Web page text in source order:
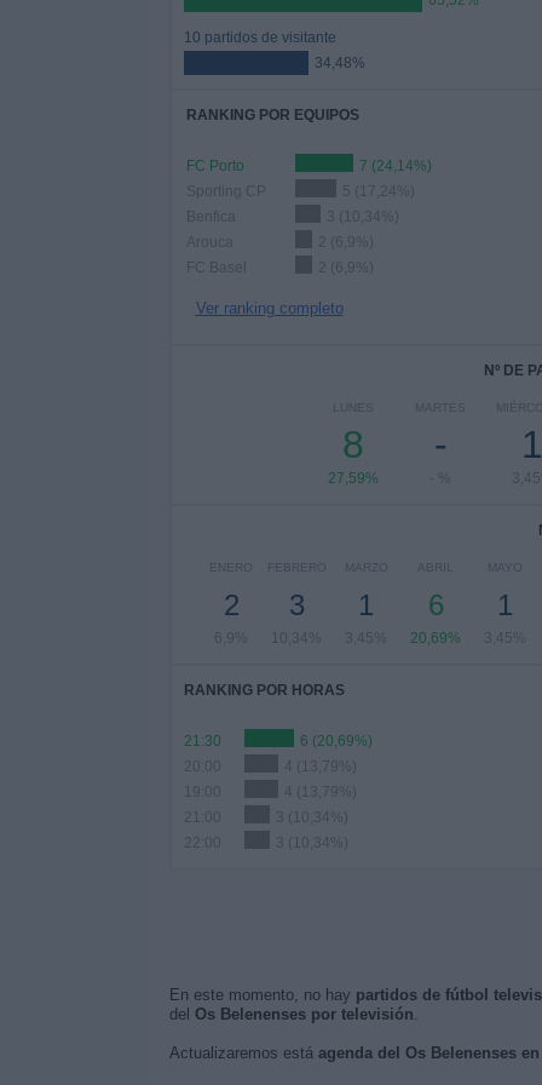
10 partidos de visitante
34,48%
RANKING POR EQUIPOS
FC Porto
7 (24,14%)
Sporting CP
5 (17,24%)
Benfica
3 (10,34%)
Arouca
2 (6,9%)
FC Basel
2 (6,9%)
Ver ranking completo
Nº DE
LUNES
8
27,59%
MARTES
-
- %
1
ENERO
2
6,9%
FEBRERO
3
10,34%
MARZO
1
3,45%
ABRIL
6
20,69%
MAYO
1
3,45%
RANKING POR HORAS
21:30
6 (20,69%)
20:00
4 (13,79%)
19:00
4 (13,79%)
21:00
3 (10,34%)
22:00
3 (10,34%)
En este momento, no hay partidos de fútbol
del Os Belenenses por televisión.
Actualizaremos está agenda del Os Belenenses en